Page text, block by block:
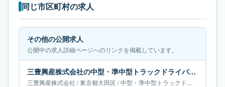
同じ市区町村の求人
その他の公開求人
公開中の求人詳細ページへのリンクを掲載しています。
三豊興産株式会社の中型・準中型トラックドライバー求人｜東京都大田区｜月給50万-65万円
三豊興産株式会社 /東京都大田区 /中型・準中型トラックドライバー